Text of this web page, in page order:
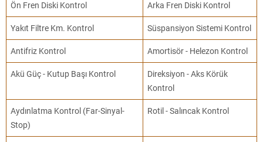
Ön Fren Diski Kontrol Arka Fren Diski Kontrol
Yakıt Filtre Km. Kontrol Süspansiyon Sistemi Kontrol
Antifriz Kontrol Amortisör - Helezon Kontrol
Akü Güç - Kutup Başı Kontrol
Direksiyon - Aks Körük
Kontrol
Aydınlatma Kontrol (Far-Sinyal-
Stop)
Rotil - Salıncak Kontrol